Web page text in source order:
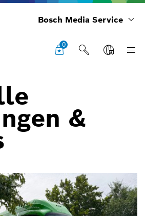
Bosch Media Service
0
&